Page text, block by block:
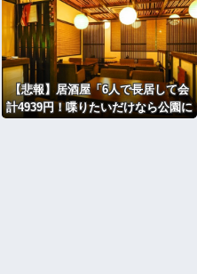
【悲報】居酒屋「6人で長居して会
計4939円！喋りたいだけなら公園に